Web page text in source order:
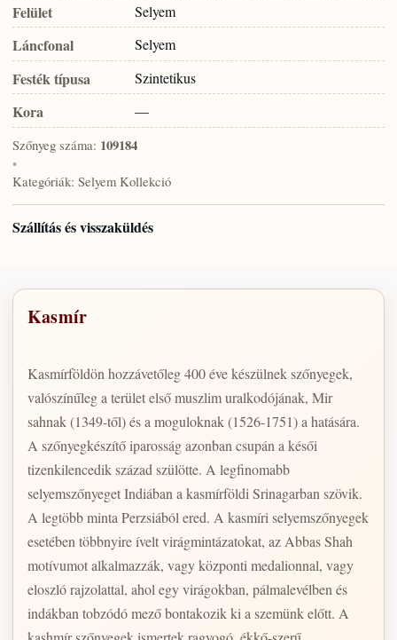
Felület Selyem
Láncfonal Selyem
Festék típusa Szintetikus
Kora —
Szőnyeg száma: 109184
•
Kategóriák: Selyem Kollekció
Szállítás és visszaküldés
Kasmír
Kasmírföldön hozzávetőleg 400 éve készülnek szőnyegek,
valószínűleg a terület első muszlim uralkodójának, Mir
sahnak (1349-től) és a moguloknak (1526-1751) a hatására.
A szőnyegkészítő iparosság azonban csupán a késői
tizenkilencedik század szülötte. A legfinomabb
selyemszőnyeget Indiában a kasmírföldi Srinagarban szövik.
A legtöbb minta Perzsiából ered. A kasmíri selyemszőnyegek
esetében többnyire ívelt virágmintázatokat, az Abbas Shah
motívumot alkalmazzák, vagy központi medalionnal, vagy
eloszló rajzolattal, ahol egy virágokban, pálmalevélben és
indákban tobzódó mező bontakozik ki a szemünk előtt. A